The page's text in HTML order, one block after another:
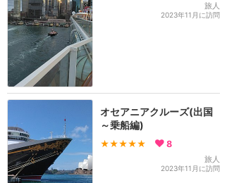
旅人
2023年11月に訪問
オセアニアクルーズ(出国
～乗船編)
★★★★★ 8
旅人
2023年11月に訪問